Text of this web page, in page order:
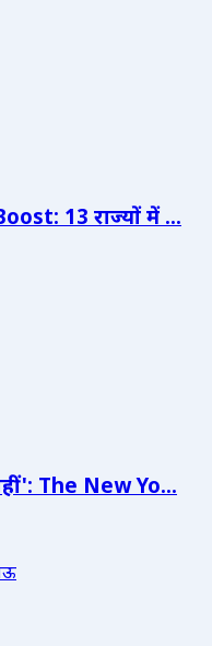
13 राज्यों में ...
The New Yo...